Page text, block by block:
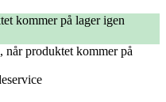
kommer på lager igen
produktet kommer på